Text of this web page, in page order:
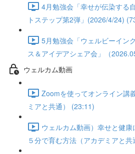
4月勉強会「幸せが伝染する
トステップ第2弾」(2026/4/24)
5月勉強会「ウェルビーイン
ス＆アイデアシェア会」（
ウェルカム動画
Zoomを使ってオンライン講
ミアと共通） (23:11)
ウェルカム動画）幸せと健
５分で育む方法（アカデミアと